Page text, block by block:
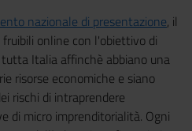
nazionale di presentazione, il
online con l'obiettivo di
Italia affinchè abbiano una
risorse economiche e siano
rischi di intraprendere
di micro imprenditorialità. Ogni